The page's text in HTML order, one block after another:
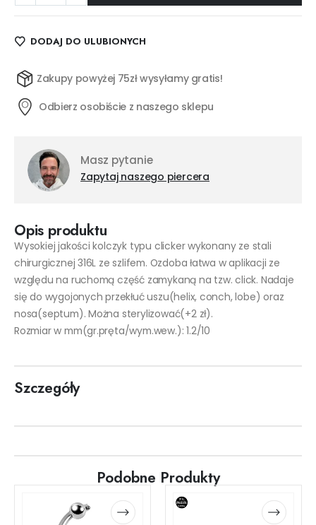
DODAJ DO ULUBIONYCH
Zakupy powyżej 75zł wysyłamy gratis!
Odbierz osobiście z naszego sklepu
Masz pytanie
Zapytaj naszego piercera
Opis produktu
Wysokiej jakości kolczyk typu clicker wykonany ze stali
chirurgicznej 316L ze szlifem. Ozdoba łatwa w aplikacji ze
względu na ruchomą część zamykaną na tzw. click. Nadaje
się do wygojonych przekłuć uszu(helix, conch, lobe) oraz
nosa(septum). Można sterylizować(+2 zł).
Rozmiar w mm(gr.pręta/wym.wew.): 1.2/10
Szczegóły
Podobne Produkty